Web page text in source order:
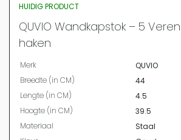
HUIDIG PRODUCT
QUVIO Wandkapstok – 5
haken
Merk
QUVIO
Breedte (in CM)
44
Lengte (in CM)
4.5
Hoogte (in CM)
39.5
Materiaal
Staal